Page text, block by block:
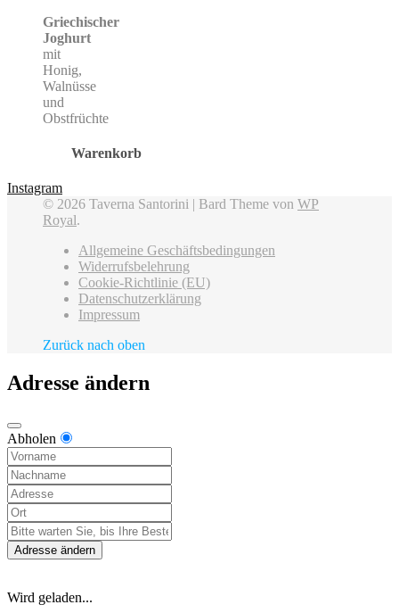
Griechischer
Joghurt
mit
Honig,
Walnüsse
und
Obstfrüchte
Warenkorb
Instagram
© 2026 Taverna Santorini | Bard Theme von WP
Royal.
Allgemeine Geschäftsbedingungen
Widerrufsbelehrung
Cookie-Richtlinie (EU)
Datenschutzerklärung
Impressum
Zurück nach oben
Adresse ändern
Abholen
Adresse ändern
Wird geladen...